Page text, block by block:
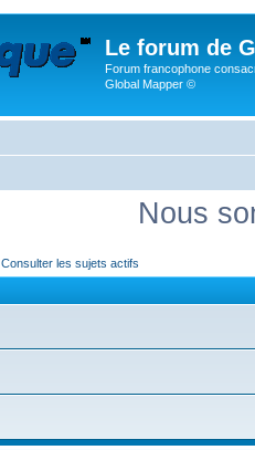
Le forum de
Forum francophone
Global Mapper ©
Nous
Consulter les sujets actifs